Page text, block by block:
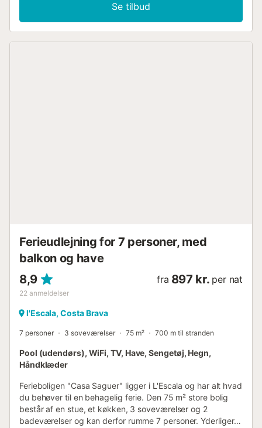
Se tilbud
Ferieudlejning for 7 personer, med
balkon og have
8,9
22 anmeldelser
fra 897 kr. per nat
l'Escala, Costa Brava
7 personer 3 soveværelser 75 m² 700 m til stranden
Pool (udendørs), WiFi, TV, Have, Sengetøj, Hegn,
Håndklæder
Ferieboligen "Casa Saguer" ligger i L'Escala og har alt hvad
du behøver til en behagelig ferie. Den 75 m² store bolig
består af en stue, et køkken, 3 soveværelser og 2
badeværelser og kan derfor rumme 7 personer. Yderligere